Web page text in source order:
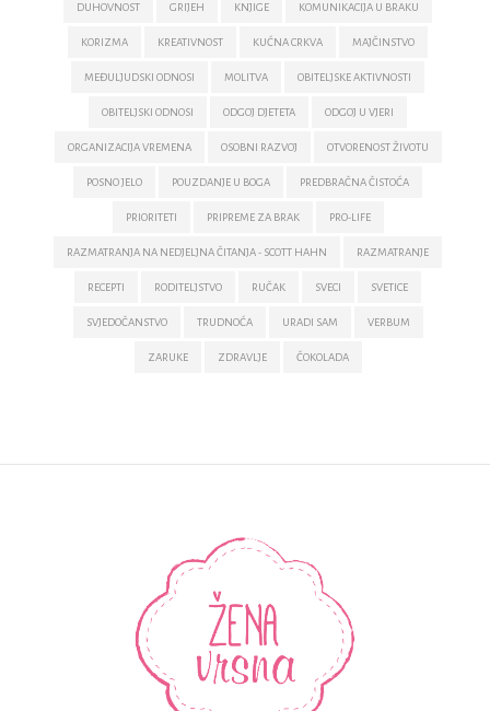
DUHOVNOST GRIJEH KNJIGE KOMUNIKACIJA U BRAKU
KORIZMA KREATIVNOST KUĆNA CRKVA MAJČINSTVO
MEĐULJUDSKI ODNOSI MOLITVA OBITELJSKE AKTIVNOSTI
OBITELJSKI ODNOSI ODGOJ DJETETA ODGOJ U VJERI
ORGANIZACIJA VREMENA OSOBNI RAZVOJ OTVORENOST ŽIVOTU
POSNO JELO POUZDANJE U BOGA PREDBRAČNA ČISTOĆA
PRIORITETI PRIPREME ZA BRAK PRO-LIFE
RAZMATRANJA NA NEDJELJNA ČITANJA - SCOTT HAHN RAZMATRANJE
RECEPTI RODITELJSTVO RUČAK SVECI SVETICE
SVJEDOČANSTVO TRUDNOĆA URADI SAM VERBUM
ZARUKE ZDRAVLJE ČOKOLADA